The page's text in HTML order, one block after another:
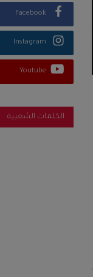
Facebook
Instagram
Youtube
الكلمات الشعبية